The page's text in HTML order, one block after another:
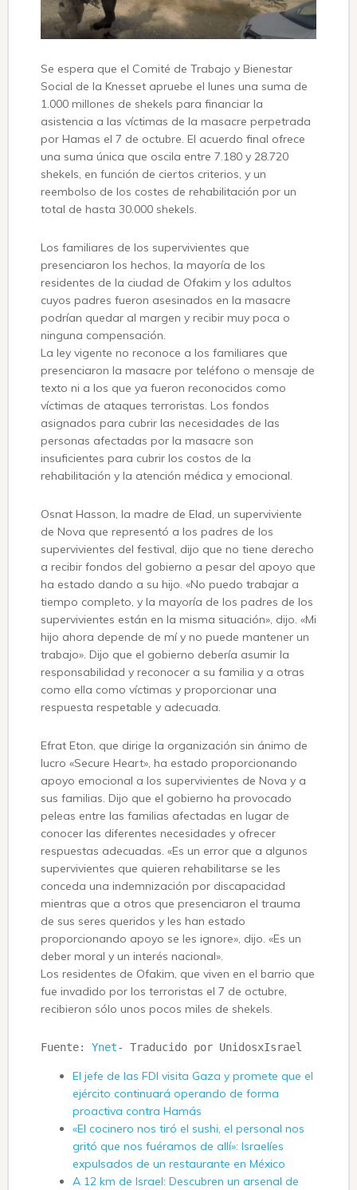
Se espera que el Comité de Trabajo y Bienestar
Social de la Knesset apruebe el lunes una suma de
1.000 millones de shekels para financiar la
asistencia a las víctimas de la masacre perpetrada
por Hamas el 7 de octubre. El acuerdo final ofrece
una suma única que oscila entre 7.180 y 28.720
shekels, en función de ciertos criterios, y un
reembolso de los costes de rehabilitación por un
total de hasta 30.000 shekels.
Los familiares de los supervivientes que
presenciaron los hechos, la mayoría de los
residentes de la ciudad de Ofakim y los adultos
cuyos padres fueron asesinados en la masacre
podrían quedar al margen y recibir muy poca o
ninguna compensación.
La ley vigente no reconoce a los familiares que
presenciaron la masacre por teléfono o mensaje de
texto ni a los que ya fueron reconocidos como
víctimas de ataques terroristas. Los fondos
asignados para cubrir las necesidades de las
personas afectadas por la masacre son
insuficientes para cubrir los costos de la
rehabilitación y la atención médica y emocional.
Osnat Hasson, la madre de Elad, un superviviente
de Nova que representó a los padres de los
supervivientes del festival, dijo que no tiene derecho
a recibir fondos del gobierno a pesar del apoyo que
ha estado dando a su hijo. «No puedo trabajar a
tiempo completo, y la mayoría de los padres de los
supervivientes están en la misma situación», dijo. «Mi
hijo ahora depende de mí y no puede mantener un
trabajo». Dijo que el gobierno debería asumir la
responsabilidad y reconocer a su familia y a otras
como ella como víctimas y proporcionar una
respuesta respetable y adecuada.
Efrat Eton, que dirige la organización sin ánimo de
lucro «Secure Heart», ha estado proporcionando
apoyo emocional a los supervivientes de Nova y a
sus familias. Dijo que el gobierno ha provocado
peleas entre las familias afectadas en lugar de
conocer las diferentes necesidades y ofrecer
respuestas adecuadas. «Es un error que a algunos
supervivientes que quieren rehabilitarse se les
conceda una indemnización por discapacidad
mientras que a otros que presenciaron el trauma
de sus seres queridos y les han estado
proporcionando apoyo se les ignore», dijo. «Es un
deber moral y un interés nacional».
Los residentes de Ofakim, que viven en el barrio que
fue invadido por los terroristas el 7 de octubre,
recibieron sólo unos pocos miles de shekels.
Fuente: Ynet- Traducido por UnidosxIsrael
El jefe de las FDI visita Gaza y promete que el
ejército continuará operando de forma
proactiva contra Hamás
«El cocinero nos tiró el sushi, el personal nos
gritó que nos fuéramos de allí»: Israelíes
expulsados ​​de un restaurante en México
A 12 km de Israel: Descubren un arsenal de